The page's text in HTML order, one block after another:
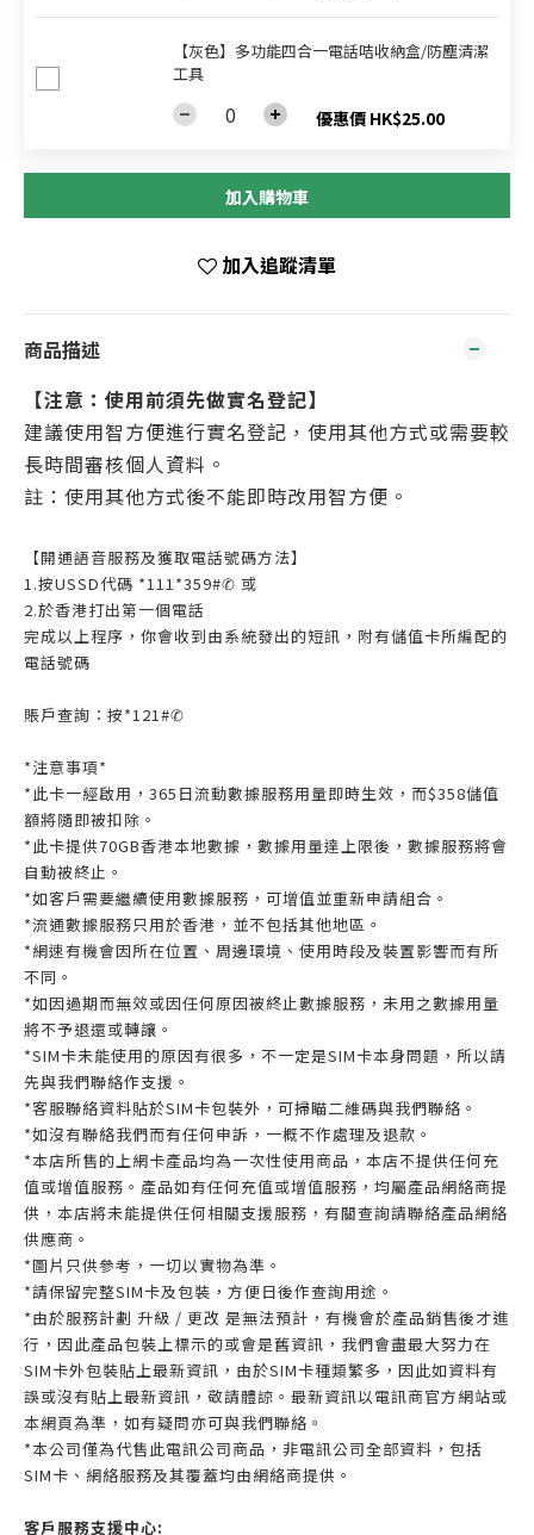
【灰色】多功能四合一電話咭收納盒/防塵清潔
工具
優惠價 HK$25.00
加入購物車
加入追蹤清單
商品描述
【注意：使用前須先做實名登記】
建議使用智方便進行實名登記，使用其他方式或需要較
長時間審核個人資料。
註：使用其他方式後不能即時改用智方便。
【開通語音服務及獲取電話號碼方法】
1.按USSD代碼 *111*359#✆ 或
2.於香港打出第一個電話
完成以上程序，你會收到由系統發出的短訊，附有儲值卡所編配的
電話號碼
賬戶查詢：按*121#✆
*注意事項*
*此卡一經啟用，365日流動數據服務用量即時生效，而$358儲值
額將隨即被扣除。
*此卡提供70GB香港本地數據，數據用量達上限後，數據服務將會
自動被終止。
*如客戶需要繼續使用數據服務，可增值並重新申請組合。
*流通數據服務只用於香港，並不包括其他地區。
*網速有機會因所在位置、周邊環境、使用時段及裝置影響而有所
不同。
*如因過期而無效或因任何原因被終止數據服務，未用之數據用量
將不予退還或轉讓。
*SIM卡未能使用的原因有很多，不一定是SIM卡本身問題，所以請
先與我們聯絡作支援。
*客服聯絡資料貼於SIM卡包裝外，可掃瞄二維碼與我們聯絡。
*如沒有聯絡我們而有任何申訴，一概不作處理及退款。
*本店所售的上網卡產品均為一次性使用商品，本店不提供任何充
值或增值服務。產品如有任何充值或增值服務，均屬產品網絡商提
供，本店將未能提供任何相關支援服務，有關查詢請聯絡產品網絡
供應商。
*圖片只供參考，一切以實物為準。
*請保留完整SIM卡及包裝，方便日後作查詢用途。
*由於服務計劃 升級 / 更改 是無法預計，有機會於產品銷售後才進
行，因此產品包裝上標示的或會是舊資訊，我們會盡最大努力在
SIM卡外包裝貼上最新資訊，由於SIM卡種類繁多，因此如資料有
誤或沒有貼上最新資訊，敬請體諒。最新資訊以電訊商官方網站或
本網頁為準，如有疑問亦可與我們聯絡。
*本公司僅為代售此電訊公司商品，非電訊公司全部資料，包括
SIM卡、網絡服務及其覆蓋均由網絡商提供。
客戶服務支援中心: